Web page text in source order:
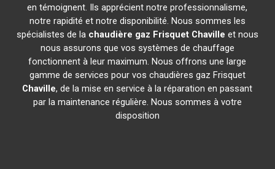
en témoignent. Ils apprécient notre professionnalisme,
notre rapidité et notre disponibilité. Nous sommes les
spécialistes de la chaudière gaz Frisquet Chaville et nous
nous assurons que vos systèmes de chauffage
fonctionnent à leur maximum. Nous offrons une large
gamme de services pour vos chaudières gaz Frisquet
Chaville, de la mise en service à la réparation en passant
par la maintenance régulière. Nous sommes à votre
disposition